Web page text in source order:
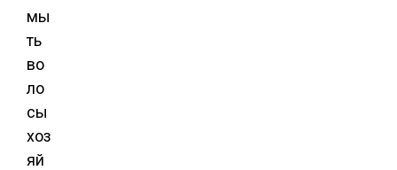
мы
ть
во
ло
сы
хоз
яй